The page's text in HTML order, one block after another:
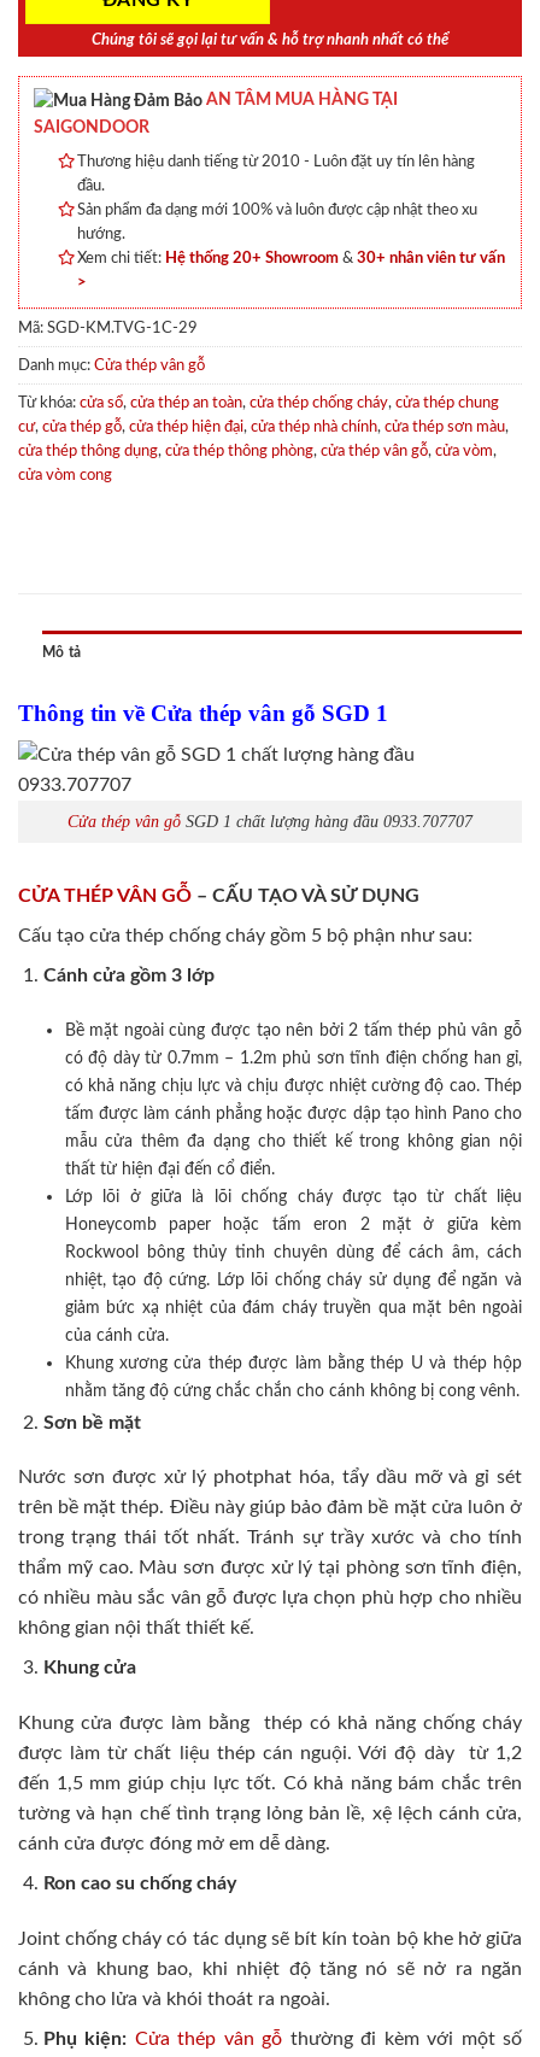
Chúng tôi sẽ gọi lại tư vấn & hỗ trợ nhanh nhất có thể
AN TÂM MUA HÀNG TẠI
SAIGONDOOR
Thương hiệu danh tiếng từ 2010 - Luôn đặt uy tín lên hàng
đầu.
Sản phẩm đa dạng mới 100% và luôn được cập nhật theo xu
hướng.
Xem chi tiết: Hệ thống 20+ Showroom & 30+ nhân viên tư vấn
>
Mã: SGD-KM.TVG-1C-29
Danh mục: Cửa thép vân gỗ
Từ khóa: cửa sổ, cửa thép an toàn, cửa thép chống cháy, cửa thép chung
cư, cửa thép gỗ, cửa thép hiện đại, cửa thép nhà chính, cửa thép sơn màu,
cửa thép thông dụng, cửa thép thông phòng, cửa thép vân gỗ, cửa vòm,
cửa vòm cong
Mô tả
Thông tin về Cửa thép vân gỗ SGD 1
Cửa thép vân gỗ SGD 1 chất lượng hàng đầu 0933.707707
CỬA THÉP VÂN GỖ – CẤU TẠO VÀ SỬ DỤNG
Cấu tạo cửa thép chống cháy gồm 5 bộ phận như sau:
Cánh cửa gồm 3 lớp
Bề mặt ngoài cùng được tạo nên bởi 2 tấm thép phủ vân gỗ
có độ dày từ 0.7mm – 1.2m phủ sơn tĩnh điện chống han gỉ,
có khả năng chịu lực và chịu được nhiệt cường độ cao. Thép
tấm được làm cánh phẳng hoặc được dập tạo hình Pano cho
mẫu cửa thêm đa dạng cho thiết kế trong không gian nội
thất từ hiện đại đến cổ điển.
Lớp lõi ở giữa là lõi chống cháy được tạo từ chất liệu
Honeycomb paper hoặc tấm eron 2 mặt ở giữa kèm
Rockwool bông thủy tinh chuyên dùng để cách âm, cách
nhiệt, tạo độ cứng. Lớp lõi chống cháy sử dụng để ngăn và
giảm bức xạ nhiệt của đám cháy truyền qua mặt bên ngoài
của cánh cửa.
Khung xương cửa thép được làm bằng thép U và thép hộp
nhằm tăng độ cứng chắc chắn cho cánh không bị cong vênh.
Sơn bề mặt
Nước sơn được xử lý photphat hóa, tẩy dầu mỡ và gỉ sét
trên bề mặt thép. Điều này giúp bảo đảm bề mặt cửa luôn ở
trong trạng thái tốt nhất. Tránh sự trầy xước và cho tính
thẩm mỹ cao. Màu sơn được xử lý tại phòng sơn tĩnh điện,
có nhiều màu sắc vân gỗ được lựa chọn phù hợp cho nhiều
không gian nội thất thiết kế.
Khung cửa
Khung cửa được làm bằng thép có khả năng chống cháy
được làm từ chất liệu thép cán nguội. Với độ dày từ 1,2
đến 1,5 mm giúp chịu lực tốt. Có khả năng bám chắc trên
tường và hạn chế tình trạng lỏng bản lề, xệ lệch cánh cửa,
cánh cửa được đóng mở em dễ dàng.
Ron cao su chống cháy
Joint chống cháy có tác dụng sẽ bít kín toàn bộ khe hở giữa
cánh và khung bao, khi nhiệt độ tăng nó sẽ nở ra ngăn
không cho lửa và khói thoát ra ngoài.
Phụ kiện: Cửa thép vân gỗ thường đi kèm với một số